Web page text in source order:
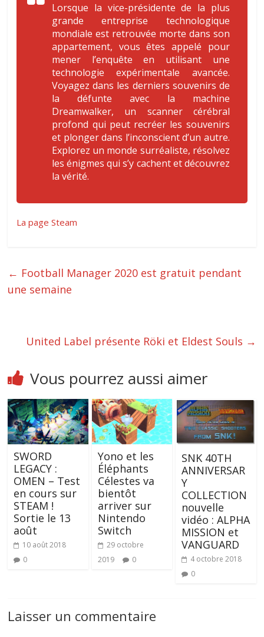
Lorsque la vice-présidente de la plus
grande entreprise technologique
mondiale est retrouvée morte dans son
appartement, vous êtes appelé pour
mener l’enquête en utilisant une
technologie expérimentale avancée.
Voyagez dans les derniers souvenirs de
la défunte avec la machine
Dreamwalker, un scanner cérébral
profond qui peut recréer les souvenirs
et plonger dans l’inconscient d’un autre.
Explorez un monde surréaliste, résolvez
les énigmes qui s’y cachent et découvrez
la vérité.
La page Steam
← Football Manager 2020 est gratuit pendant
une semaine
United Label présente Röki et Eldest Souls →
Vous pourrez aussi aimer
SWORD
LEGACY :
OMEN – Test
en cours sur
STEAM !
Sortie le 13
août
10 août 2018
0
Yono et les
Éléphants
Célestes va
bientôt
arriver sur
Nintendo
Switch
29 octobre
2019
0
SNK 40TH
ANNIVERSAR
Y
COLLECTION
nouvelle
vidéo : ALPHA
MISSION et
VANGUARD
4 octobre 2018
0
Laisser un commentaire